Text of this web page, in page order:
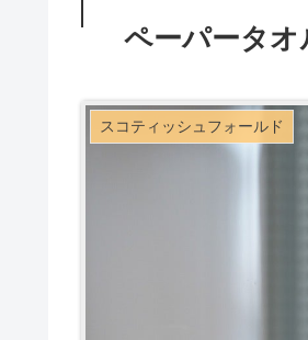
ペーパータ
スコティッシュフォールド